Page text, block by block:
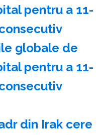
pentru a 11-
globale de
pentru a 11-
din Irak cere